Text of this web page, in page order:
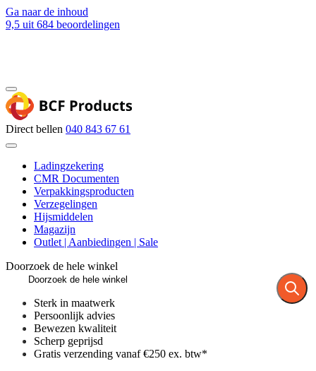
Ga naar de inhoud
9,5 uit 684 beoordelingen
Direct bellen 040 843 67 61
Ladingzekering
CMR Documenten
Verpakkingsproducten
Verzegelingen
Hijsmiddelen
Magazijn
Outlet | Aanbiedingen | Sale
Doorzoek de hele winkel
Sterk in maatwerk
Persoonlijk advies
Bewezen kwaliteit
Scherp geprijsd
Gratis verzending vanaf €250 ex. btw*